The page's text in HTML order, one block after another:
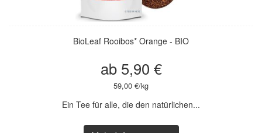
BioLeaf Rooibos* Orange - BIO
ab 5,90 €
59,00 €/kg
Ein Tee für alle, die den natürlichen...